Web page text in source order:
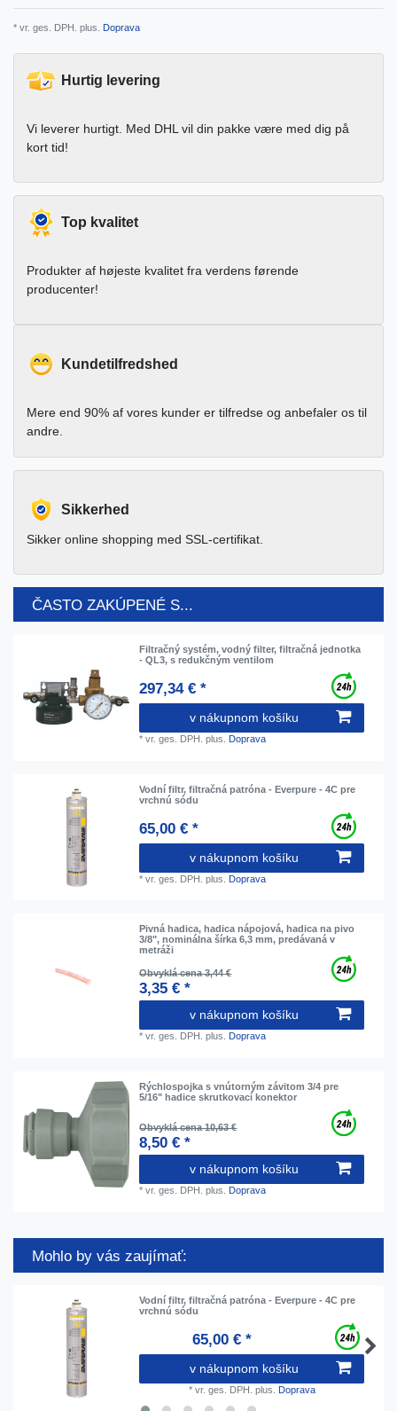
* vr. ges. DPH. plus. Doprava
Hurtig levering
Vi leverer hurtigt. Med DHL vil din pakke være med dig på
kort tid!
Top kvalitet
Produkter af højeste kvalitet fra verdens førende
producenter!
Kundetilfredshed
Mere end 90% af vores kunder er tilfredse og anbefaler os til
andre.
Sikkerhed
Sikker online shopping med SSL-certifikat.
ČASTO ZAKÚPENÉ S...
Filtračný systém, vodný filter, filtračná jednotka
- QL3, s redukčným ventilom
297,34 € *
v nákupnom košíku
*vr. ges. DPH. plus. Doprava
Vodní filtr, filtračná patróna - Everpure - 4C pre
vrchnú sódu
65,00 € *
v nákupnom košíku
*vr. ges. DPH. plus. Doprava
Pivná hadica, hadica nápojová, hadica na pivo
3/8", nominálna šírka 6,3 mm, predávaná v
metráži
Obvyklá cena 3,44 €
3,35 € *
v nákupnom košíku
*vr. ges. DPH. plus. Doprava
Rýchlospojka s vnútorným závitom 3/4 pre
5/16" hadice skrutkovací konektor
Obvyklá cena 10,63 €
8,50 € *
v nákupnom košíku
*vr. ges. DPH. plus. Doprava
Mohlo by vás zaujímať:
Vodní filtr, filtračná patróna - Everpure - 4C pre
vrchnú sódu
65,00 € *
v nákupnom košíku
* vr. ges. DPH. plus. Doprava